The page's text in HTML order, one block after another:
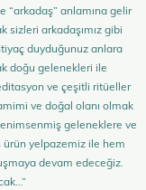
“arkadaş” anlamına gelir
sizleri arkadaşımız gibi
duyduğunuz anlara
doğu gelenekleri ile
ve çeşitli ritüeller
ve doğal olanı olmak
geleneklere ve
yelpazemiz ile hem
devam edeceğiz.